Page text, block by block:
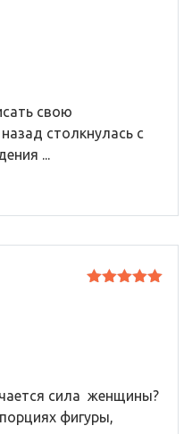
свою
столкнулась с
...
сила женщины?
фигуры,